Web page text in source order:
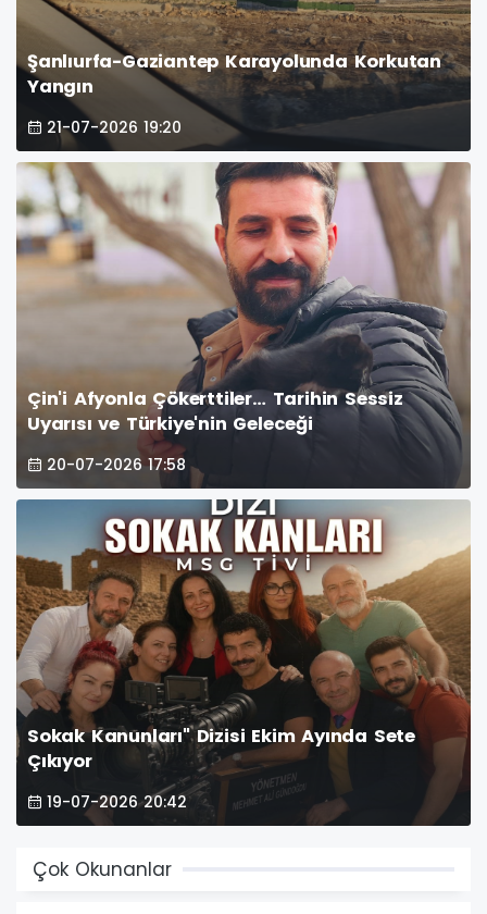
Şanlıurfa-Gaziantep Karayolunda Korkutan
Yangın
21-07-2026 19:20
Çin'i Afyonla Çökerttiler… Tarihin Sessiz
Uyarısı ve Türkiye'nin Geleceği
20-07-2026 17:58
Sokak Kanunları" Dizisi Ekim Ayında Sete
Çıkıyor
19-07-2026 20:42
Çok Okunanlar